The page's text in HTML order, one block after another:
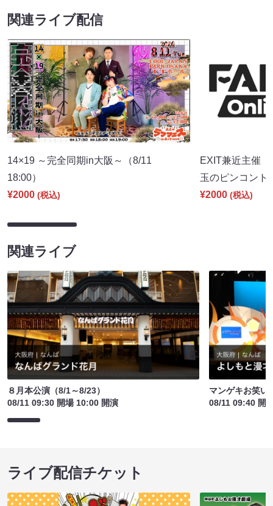
関連ライブ配信
14×19 ～完全同期in大阪～（8/11
18:00）
¥2000 (税込)
EXIT兼近主催
玉のピンコン
¥2000 (税込)
関連ライブ
８月本公演（8/1～8/23）
08/11 09:30 開場 10:00 開演
マンゲキお笑い
08/11 09:40 開
ライブ配信チケット